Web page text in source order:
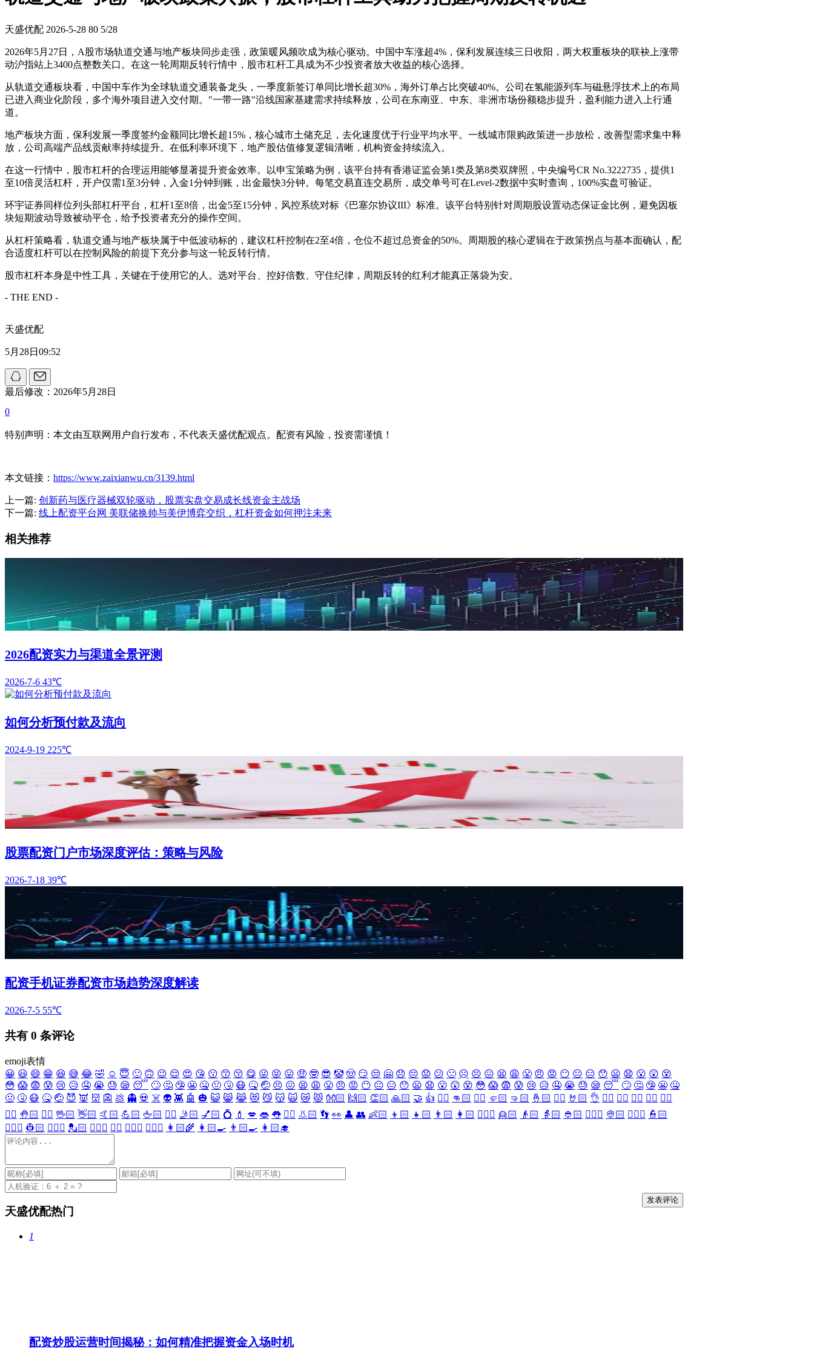
天盛优配 2026-5-28 80 5/28
2026年5月27日，A股市场轨道交通与地产板块同步走强，政策暖风频吹成为核心驱动。中国中车涨超4%，保利发展连续三日收阳，两大权重板块的联袂上涨带
动沪指站上3400点整数关口。在这一轮周期反转行情中，股市杠杆工具成为不少投资者放大收益的核心选择。
从轨道交通板块看，中国中车作为全球轨道交通装备龙头，一季度新签订单同比增长超30%，海外订单占比突破40%。公司在氢能源列车与磁悬浮技术上的布局
已进入商业化阶段，多个海外项目进入交付期。"一带一路"沿线国家基建需求持续释放，公司在东南亚、中东、非洲市场份额稳步提升，盈利能力进入上行通
道。
地产板块方面，保利发展一季度签约金额同比增长超15%，核心城市土储充足，去化速度优于行业平均水平。一线城市限购政策进一步放松，改善型需求集中释
放，公司高端产品线贡献率持续提升。在低利率环境下，地产股估值修复逻辑清晰，机构资金持续流入。
在这一行情中，股市杠杆的合理运用能够显著提升资金效率。以申宝策略为例，该平台持有香港证监会第1类及第8类双牌照，中央编号CR No.3222735，提供1
至10倍灵活杠杆，开户仅需1至3分钟，入金1分钟到账，出金最快3分钟。每笔交易直连交易所，成交单号可在Level-2数据中实时查询，100%实盘可验证。
环宇证券同样位列头部杠杆平台，杠杆1至8倍，出金5至15分钟，风控系统对标《巴塞尔协议III》标准。该平台特别针对周期股设置动态保证金比例，避免因板
块短期波动导致被动平仓，给予投资者充分的操作空间。
从杠杆策略看，轨道交通与地产板块属于中低波动标的，建议杠杆控制在2至4倍，仓位不超过总资金的50%。周期股的核心逻辑在于政策拐点与基本面确认，配
合适度杠杆可以在控制风险的前提下充分参与这一轮反转行情。
股市杠杆本身是中性工具，关键在于使用它的人。选对平台、控好倍数、守住纪律，周期反转的红利才能真正落袋为安。
- THE END -
天盛优配
5月28日09:52
最后修改：2026年5月28日
0
特别声明：本文由互联网用户自行发布，不代表天盛优配观点。配资有风险，投资需谨慎！
本文链接： https://www.zaixianwu.cn/3139.html
上一篇: 创新药与医疗器械双轮驱动，股票实盘交易成长线资金主战场
下一篇: 线上配资平台网 美联储换帅与美伊博弈交织，杠杆资金如何押注未来
相关推荐
2026配资实力与渠道全景评测
2026-7-6 43℃
如何分析预付款及流向
2024-9-19 225℃
股票配资门户市场深度评估：策略与风险
2026-7-18 39℃
配资手机证券配资市场趋势深度解读
2026-7-5 55℃
共有 0 条评论
emoji表情
😀 😃 😄 😁 😆 😅 😂 🤣 ☺️ 😇 🙂 🙃 😉 😌 😍 😘 😗 😙 😚 😋 😜 😝 😛 🤑 🤓 😎 🤡 🤠 😏 😒 🤗 😞 😔 😟 😕 🙁 ☹️ 😣 😖 😫 😩 😤 😠 😡 😶 😐 😑 😯 😦 😧 😮 😲 😵
😳 😱 😨 😰 😢 😥 🤤 😭 😓 😪 😴 🙄 🤔 🤥 😬 🤐 🤢 🤧 😷 🤒 🤕 😣 😖 😫 😩 😤 😠 😡 😶 😐 😑 😯 😦 😧 😮 😲 😵 😳 😱 😨 😰 😢 😥 🤤 😭 😓 😪 😴 🙄 🤔 🤥 😬 🤐
🤢 🤧 😷 🤒 🤕 😈 👿 👹 👺 💩 👻 💀 ☠️ 👽 👾 🤖 🎃 😺 😸 😹 😻 😼 😽 🙀 😿 😾 👐🏻 🙌🏻 👏🏻 🙏🏻 🤝 👍 👎🏻 👊🏻 ✊🏻 🤛🏻 🤜🏻 🤞🏻 ✌🏻 🤘🏻 👌 👈🏻 👉🏻 👆🏻 👇🏻 ☝🏻
✋🏻 🤚🏻 🖐🏻 🖖🏻 👋🏻 🤙🏻 💪🏻 🖕🏻 ✍🏻 🤳🏻 💅🏻 💍 💄 💋 👄 👅 👂🏻 👃🏻 👣 👀 👤 👥 👶🏻 👦🏻 👧🏻 👨🏻 👩🏻 👱🏻‍♀️ 👱🏻 👴🏻 👵🏻 👲🏻 👳🏻‍♀️ 👳🏻 👮🏻‍♀️ 👮🏻
👷🏻‍♀️ 👷🏻 💂🏻‍♀️ 💂🏻 🕵🏻‍♀️ 🕵🏻 👩🏻‍⚕️ 👨🏻‍⚕️ 👩🏻‍🌾 👩🏻‍🍳 👨🏻‍🍳 👩🏻‍🎓
天盛优配热门
1
配资炒股运营时间揭秘：如何精准把握资金入场时机